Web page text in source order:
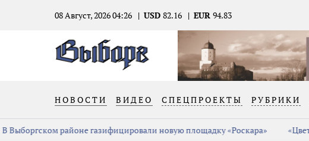
08 Август, 2026 04:26 USD 82.16 EUR 94.83
НОВОСТИ ВИДЕО СПЕЦПРОЕКТЫ РУБРИКИ
Выборгском районе газифицировали новую площадку «Роскара»